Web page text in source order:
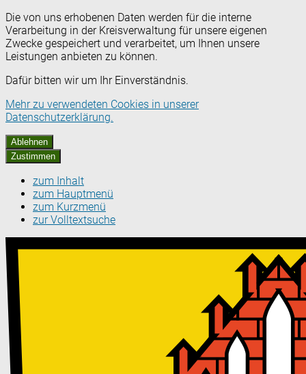
Die von uns erhobenen Daten werden für die interne
Verarbeitung in der Kreisverwaltung für unsere eigenen
Zwecke gespeichert und verarbeitet, um Ihnen unsere
Leistungen anbieten zu können.
Dafür bitten wir um Ihr Einverständnis.
Mehr zu verwendeten Cookies in unserer
Datenschutzerklärung.
Ablehnen
Zustimmen
zum Inhalt
zum Hauptmenü
zum Kurzmenü
zur Volltextsuche